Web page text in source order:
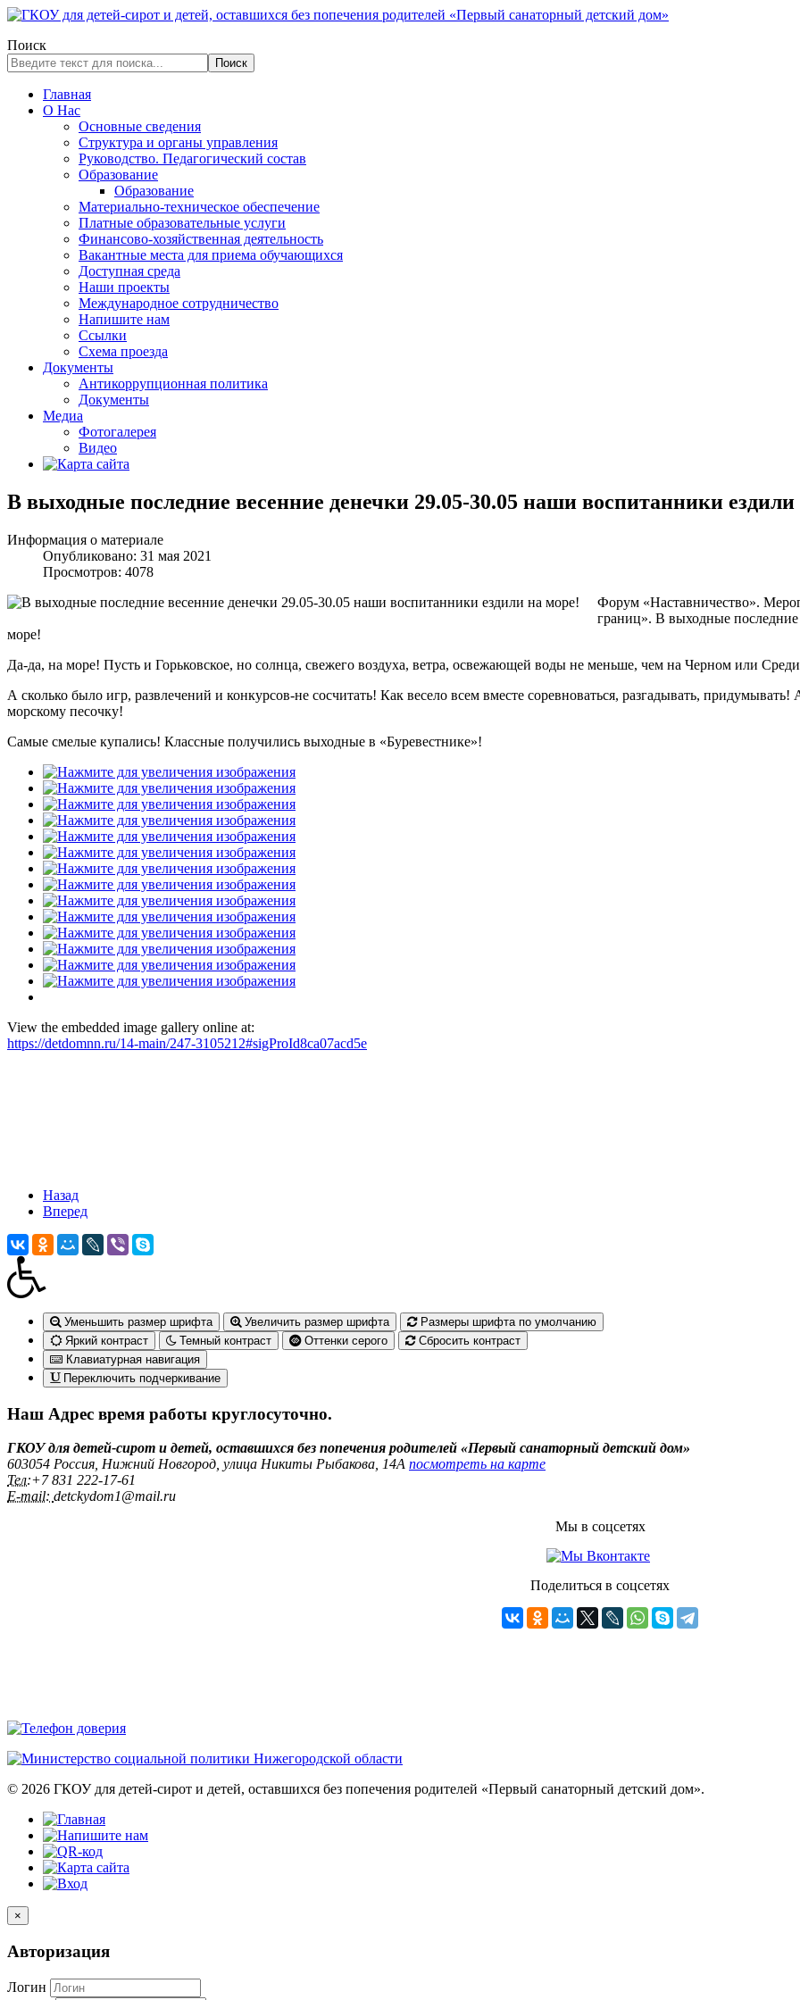
Поиск
Поиск
Главная
О Нас
Основные сведения
Структура и органы управления
Руководство. Педагогический состав
Образование
Образование
Материально-техническое обеспечение
Платные образовательные услуги
Финансово-хозяйственная деятельность
Вакантные места для приема обучающихся
Доступная среда
Наши проекты
Международное сотрудничество
Напишите нам
Ссылки
Схема проезда
Документы
Антикоррупционная политика
Документы
Медиа
Фотогалерея
Видео
В выходные последние весенние денечки 29.05-30.05 наши воспитанники
Информация о материале
Опубликовано: 31 мая 2021
Просмотров: 4078
Форум «Наставничество».
границ». В выходные
море!
Да-да, на море! Пусть и Горьковское, но солнца, свежего воздуха, ветра, освежающей воды не меньше, чем на Черном или
А сколько было игр, развлечений и конкурсов-не сосчитать! Как весело всем вместе соревноваться, разгадывать,
морскому песочку!
Самые смелые купались! Классные получились выходные в «Буревестнике»!
View the embedded image gallery online at:
https://detdomnn.ru/14-main/247-3105212#sigProId8ca07acd5e
Назад
Вперед
Уменьшить размер шрифта Увеличить размер шрифта
Размеры шрифта по умолчанию
Яркий контраст
Темный контраст Оттенки серого
Сбросить контраст
Клавиатурная навигация
Переключить подчеркивание
Наш Адрес время работы круглосуточно.
ГКОУ для детей-сирот и детей, оставшихся без попечения родителей «Первый санаторный детский дом»
603054 Россия, Нижний Новгород, улица Никиты Рыбакова, 14А посмотреть на карте
Тел:+7 831 222‑17-61
E-mail: detckydom1@mail.ru
Мы в соцсетях
Поделиться в соцсетях
© 2026 ГКОУ для детей-сирот и детей, оставшихся без попечения родителей «Первый санаторный детский дом».
×
Авторизация
Логин